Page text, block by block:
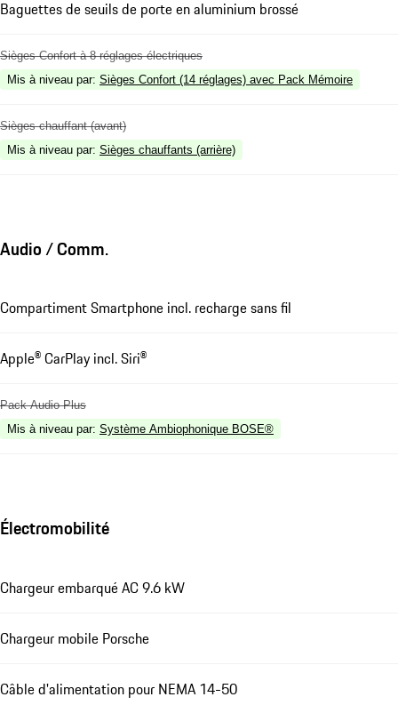
Baguettes de seuils de porte en aluminium brossé
Sièges Confort à 8 réglages électriques
Mis à niveau par: Sièges Confort (14 réglages) avec Pack Mémoire
Sièges chauffant (avant)
Mis à niveau par: Sièges chauffants (arrière)
Audio / Comm.
Compartiment Smartphone incl. recharge sans fil
Apple® CarPlay incl. Siri®
Pack Audio Plus
Mis à niveau par: Système Ambiophonique BOSE®
Électromobilité
Chargeur embarqué AC 9.6 kW
Chargeur mobile Porsche
Câble d'alimentation pour NEMA 14-50